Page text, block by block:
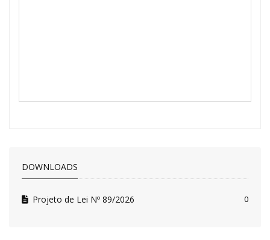
DOWNLOADS
Projeto de Lei Nº 89/2026 0